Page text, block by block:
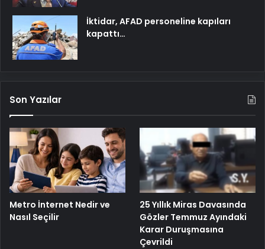
İktidar, AFAD personeline kapıları
kapattı…
Son Yazılar
Metro İnternet Nedir ve
Nasıl Seçilir
25 Yıllık Miras Davasında
Gözler Temmuz Ayındaki
Karar Duruşmasına
Çevrildi